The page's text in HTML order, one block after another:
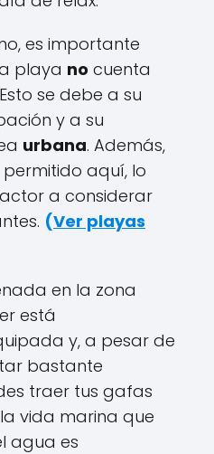
es importante
playa no cuenta
se debe a su
y a su
urbana. Además,
aquí, lo
a considerar
(Ver playas
en la zona
está
y, a pesar de
bastante
traer tus gafas
vida marina que
agua es